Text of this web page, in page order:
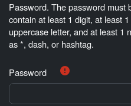
Password. The password must
contain at least 1 digit, at least
uppercase letter, and at least 1
as *, dash, or hashtag.
Password